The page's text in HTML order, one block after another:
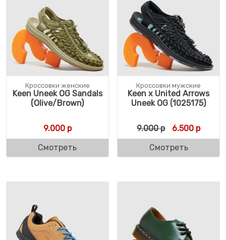
Кроссовки женские
Keen Uneek OG Sandals
(Olive/Brown)
9.000р
Смотреть
Кроссовки мужские
Keen x United Arrows
Uneek OG (1025175)
9.000р 6.500 р
Смотреть